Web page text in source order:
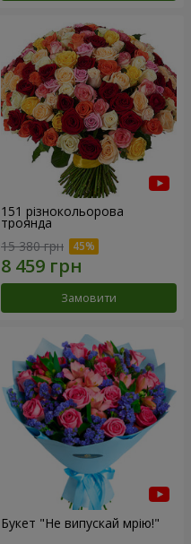
151 різнокольорова
троянда
15 380 грн
Замовити
Букет "Не випускай мрію!"